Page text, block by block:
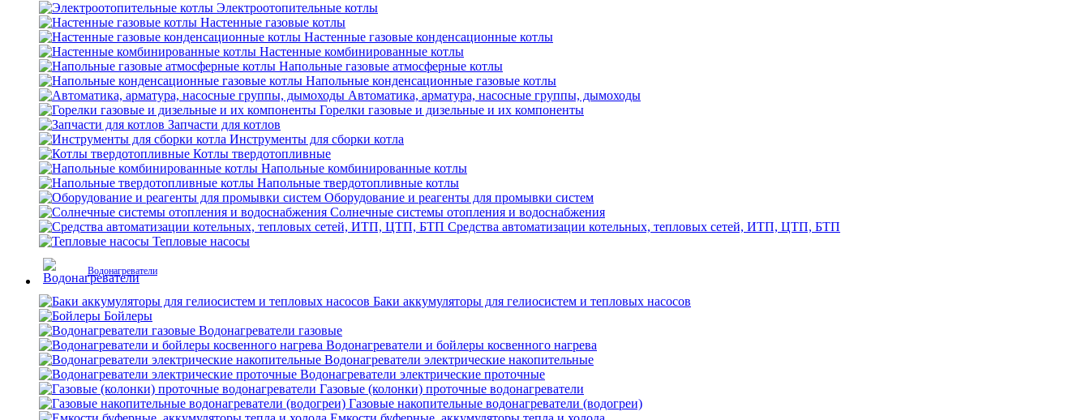
Электроотопительные котлы
Настенные газовые котлы
Настенные газовые конденсационные котлы
Настенные комбинированные котлы
Напольные газовые атмосферные котлы
Напольные конденсационные газовые котлы
Автоматика, арматура, насосные группы, дымоходы
Горелки газовые и дизельные и их компоненты
Запчасти для котлов
Инструменты для сборки котла
Котлы твердотопливные
Напольные комбинированные котлы
Напольные твердотопливные котлы
Оборудование и реагенты для промывки систем
Солнечные системы отопления и водоснабжения
Средства автоматизации котельных, тепловых сетей, ИТП, ЦТП, БТП
Тепловые насосы
Водонагреватели
Баки аккумуляторы для гелиосистем и тепловых насосов
Бойлеры
Водонагреватели газовые
Водонагреватели и бойлеры косвенного нагрева
Водонагреватели электрические накопительные
Водонагреватели электрические проточные
Газовые (колонки) проточные водонагреватели
Газовые накопительные водонагреватели (водогреи)